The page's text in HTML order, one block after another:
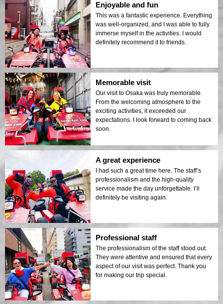
Enjoyable and fun
This was a fantastic experience. Everything
was well-organized, and I was able to fully
immerse myself in the activities. I would
definitely recommend it to friends.
Memorable visit
Our visit to Osaka was truly memorable.
From the welcoming atmosphere to the
exciting activities, it exceeded our
expectations. I look forward to coming back
soon.
A great experience
I had such a great time here. The staff’s
professionalism and the high-quality
service made the day unforgettable. I’ll
definitely be visiting again.
Professional staff
The professionalism of the staff stood out.
They were attentive and ensured that every
aspect of our visit was perfect. Thank you
for making our trip special.